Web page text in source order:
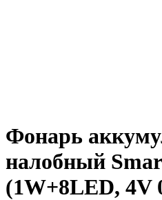
Фонарь
налобный
(1W+8LED, 4V